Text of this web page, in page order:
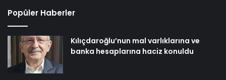
Popüler Haberler
Kılıçdaroğlu’nun mal varlıklarına ve
banka hesaplarına haciz konuldu